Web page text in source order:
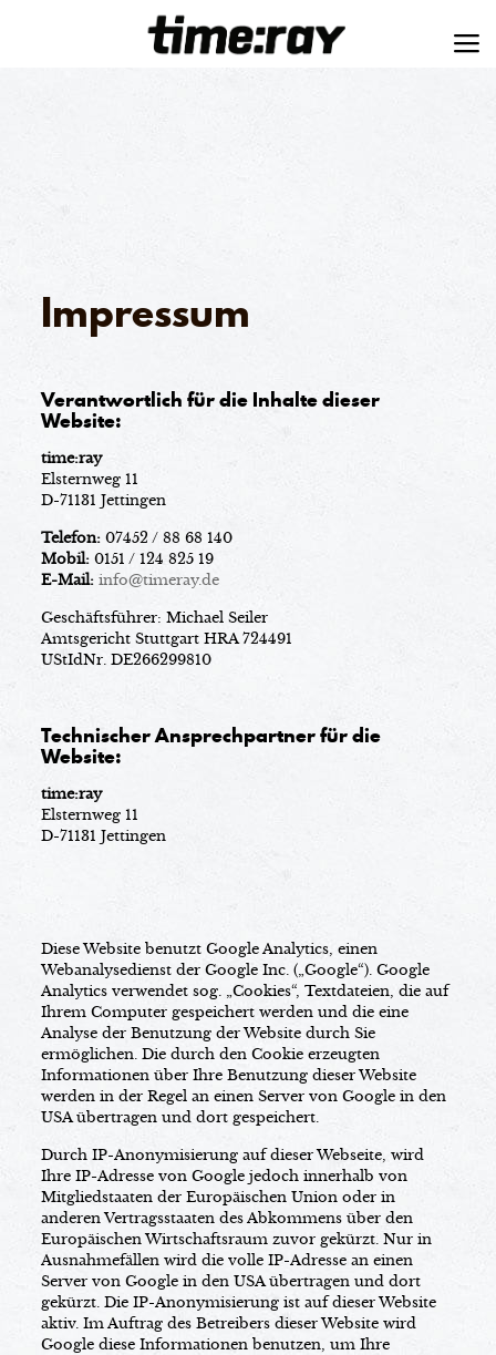
Impressum
Verantwortlich für die Inhalte dieser
Website:
time:ray
Elsternweg 11
D-71131 Jettingen
Telefon:07452 / 88 68 140
Mobil:0151 / 124 825 19
E-Mail: info@timeray.de
Geschäftsführer: Michael Seiler
Amtsgericht Stuttgart HRA 724491
UStIdNr. DE266299810
Technischer Ansprechpartner für die
Website:
time:ray
Elsternweg 11
D-71131 Jettingen
Diese Website benutzt Google Analytics, einen
Webanalysedienst der Google Inc. („Google“). Google
Analytics verwendet sog. „Cookies“, Textdateien, die auf
Ihrem Computer gespeichert werden und die eine
Analyse der Benutzung der Website durch Sie
ermöglichen. Die durch den Cookie erzeugten
Informationen über Ihre Benutzung dieser Website
werden in der Regel an einen Server von Google in den
USA übertragen und dort gespeichert.
Durch IP-Anonymisierung auf dieser Webseite, wird
Ihre IP-Adresse von Google jedoch innerhalb von
Mitgliedstaaten der Europäischen Union oder in
anderen Vertragsstaaten des Abkommens über den
Europäischen Wirtschaftsraum zuvor gekürzt. Nur in
Ausnahmefällen wird die volle IP-Adresse an einen
Server von Google in den USA übertragen und dort
gekürzt. Die IP-Anonymisierung ist auf dieser Website
aktiv. Im Auftrag des Betreibers dieser Website wird
Google diese Informationen benutzen, um Ihre